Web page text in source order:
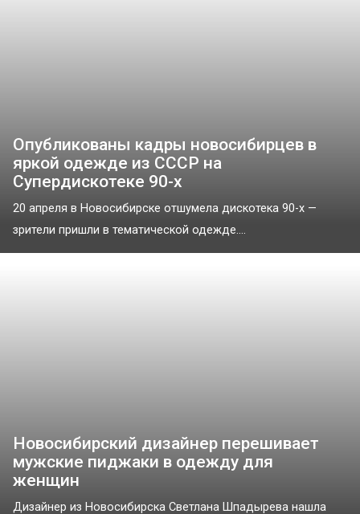
Опубликованы кадры новосибирцев в
яркой одежде из СССР на
Супердискотеке 90-х
20 апреля в Новосибирске отшумела дискотека 90-х —
зрители пришли в тематической одежде....
Новосибирский дизайнер перешивает
мужские пиджаки в одежду для
женщин
Дизайнер из Новосибирска Светлана Шпадырева нашла